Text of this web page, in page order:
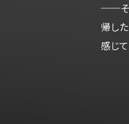
──そ
帰し
感じて